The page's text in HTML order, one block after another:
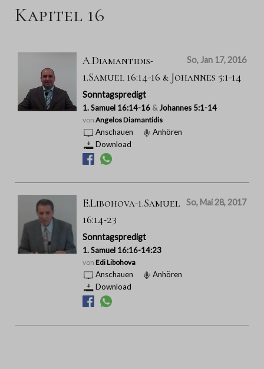
Kapitel 16
So, Jan 17, 2016
A.Diamantidis-
1.Samuel 16:14-16 & Johannes 5:1-14
Sonntagspredigt
1. Samuel 16:14-16 & Johannes 5:1-14
von Angelos Diamantidis
Anschauen
Anhören
Download
So, Mai 28, 2017
E.Libohova-1.Samuel
16:14-23
Sonntagspredigt
1. Samuel 16:16-14:23
von Edi Libohova
Anschauen
Anhören
Download